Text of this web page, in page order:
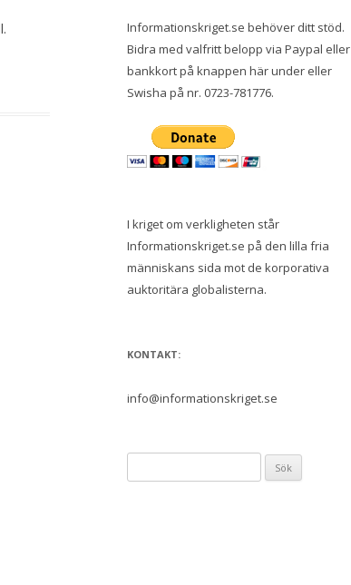
Informationskriget.se behöver ditt stöd.
Bidra med valfritt belopp via Paypal eller
bankkort på knappen här under eller
Swisha på nr. 0723-781776.
I kriget om verkligheten står
Informationskriget.se på den lilla fria
människans sida mot de korporativa
auktoritära globalisterna.
KONTAKT:
info@informationskriget.se
ö